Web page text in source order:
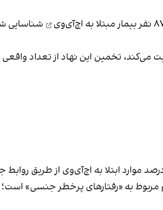
مبتلا به اچ‌آی‌وی
هم مربوط به «رفتارهای پرخطر جنسی»